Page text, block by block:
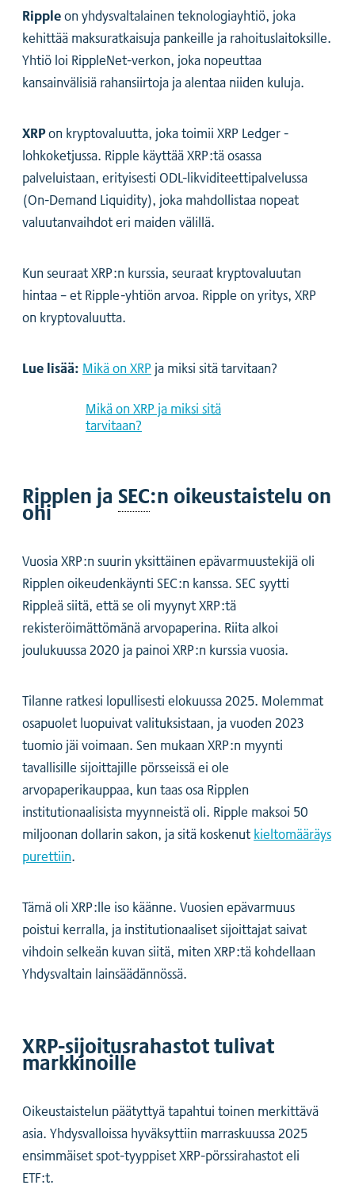
Rippleon yhdysvaltalainen teknologiayhtiö, joka
kehittää maksuratkaisuja pankeille ja rahoituslaitoksille.
Yhtiö loi RippleNet-verkon, joka nopeuttaa
kansainvälisiä rahansiirtoja ja alentaa niiden kuluja.
XRPon kryptovaluutta, joka toimii XRP Ledger -
lohkoketjussa. Ripple käyttää XRP:tä osassa
palveluistaan, erityisesti ODL-likviditeettipalvelussa
(On-Demand Liquidity), joka mahdollistaa nopeat
valuutanvaihdot eri maiden välillä.
Kun seuraat XRP:n kurssia, seuraat kryptovaluutan
hintaa – et Ripple-yhtiön arvoa. Ripple on yritys, XRP
on kryptovaluutta.
Lue lisää: Mikä on XRPja miksi sitä tarvitaan?
Mikä on XRP ja miksi sitä
tarvitaan?
Ripplen ja SEC:n oikeustaistelu on
ohi
Vuosia XRP:n suurin yksittäinen epävarmuustekijä oli
Ripplen oikeudenkäynti SEC:n kanssa. SEC syytti
Rippleä siitä, että se oli myynyt XRP:tä
rekisteröimättömänä arvopaperina. Riita alkoi
joulukuussa 2020 ja painoi XRP:n kurssia vuosia.
Tilanne ratkesi lopullisesti elokuussa 2025. Molemmat
osapuolet luopuivat valituksistaan, ja vuoden 2023
tuomio jäi voimaan. Sen mukaan XRP:n myynti
tavallisille sijoittajille pörsseissä ei ole
arvopaperikauppaa, kun taas osa Ripplen
institutionaalisista myynneistä oli. Ripple maksoi 50
miljoonan dollarin sakon, ja sitä koskenutkieltomääräys
purettiin.
Tämä oli XRP:lle iso käänne. Vuosien epävarmuus
poistui kerralla, ja institutionaaliset sijoittajat saivat
vihdoin selkeän kuvan siitä, miten XRP:tä kohdellaan
Yhdysvaltain lainsäädännössä.
XRP-sijoitusrahastot tulivat
markkinoille
Oikeustaistelun päätyttyä tapahtui toinen merkittävä
asia. Yhdysvalloissa hyväksyttiin marraskuussa 2025
ensimmäiset spot-tyyppiset XRP-pörssirahastot eli
ETF:t.